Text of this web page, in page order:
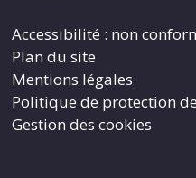
Accessibilité : non
Plan du site
Mentions légales
Politique de protection
Gestion des cookies